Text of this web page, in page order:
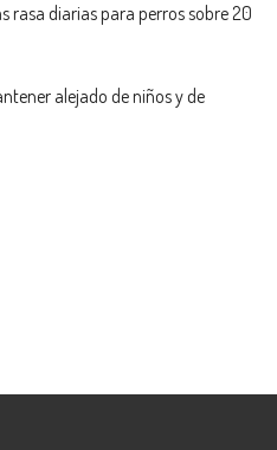
rasa diarias para perros sobre 20
alejado de niños y de